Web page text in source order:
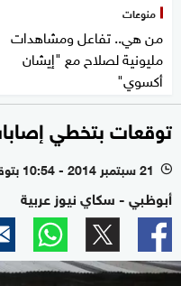
منوعات
من هي.. تفاعل ومشاهدات
مليونية لصلاح مع "إيشان
أكسوي"
توقعات بتخطي
l 21 سبتمبر 2014 - 10:54 بتوقيت أبوظبي
أبوظبي - سكاي نيوز عربية